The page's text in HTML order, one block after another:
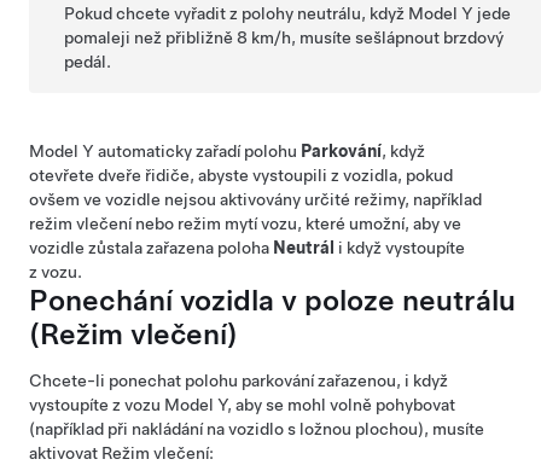
Pokud chcete vyřadit z polohy neutrálu, když Model Y jede
pomaleji než přibližně8 km/h, musíte sešlápnout brzdový
pedál.
Model Y automaticky zařadí polohu Parkování, když
otevřete dveře řidiče, abyste vystoupili z vozidla, pokud
ovšem ve vozidle nejsou aktivovány určité režimy, například
režim vlečení nebo režim mytí vozu, které umožní, aby ve
vozidle zůstala zařazena poloha Neutrál i když vystoupíte
z vozu.
Ponechání vozidla v poloze neutrálu
(Režim vlečení)
Chcete-li ponechat polohu parkování zařazenou, i když
vystoupíte z vozu Model Y, aby se mohl volně pohybovat
(například při nakládání na vozidlo s ložnou plochou), musíte
aktivovat Režim vlečení: